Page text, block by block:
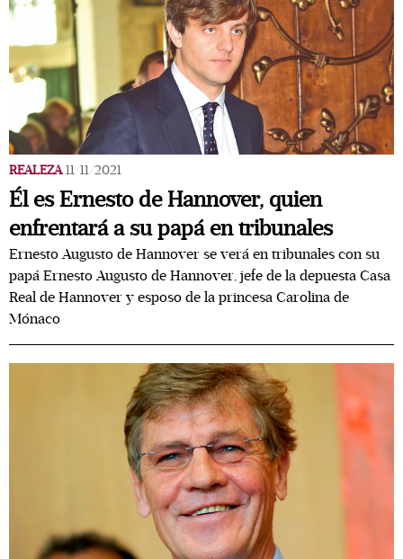
REALEZA 11/11/2021
Él es Ernesto de Hannover, quien
enfrentará a su papá en tribunales
Ernesto Augusto de Hannover se verá en tribunales con su
papá Ernesto Augusto de Hannover, jefe de la depuesta Casa
Real de Hannover y esposo de la princesa Carolina de
Mónaco